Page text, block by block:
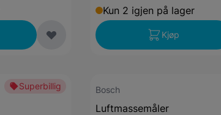
Kun 2 igjen på lager
Kjøp
Superbillig Bosch
Luftmassemåler